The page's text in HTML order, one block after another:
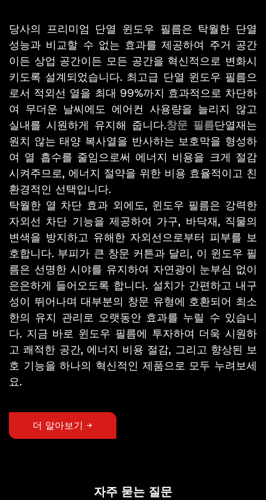
당사의 프리미엄 단열 윈도우 필름은 탁월한 단열
성능과 비교할 수 없는 효과를 제공하여 주거 공간
이든 상업 공간이든 모든 공간을 혁신적으로 변화시
키도록 설계되었습니다. 최고급 단열 윈도우 필름으
로서 적외선 열을 최대 99%까지 효과적으로 차단하
여 무더운 날씨에도 에어컨 사용량을 늘리지 않고
실내를 시원하게 유지해 줍니다.창문 필름단열재는
원치 않는 태양 복사열을 반사하는 보호막을 형성하
여 열 흡수를 줄임으로써 에너지 비용을 크게 절감
시켜주므로, 에너지 절약을 위한 비용 효율적이고 친
환경적인 선택입니다.
탁월한 열 차단 효과 외에도, 윈도우 필름은 강력한
자외선 차단 기능을 제공하여 가구, 바닥재, 직물의
변색을 방지하고 유해한 자외선으로부터 피부를 보
호합니다. 부피가 큰 창문 커튼과 달리, 이 윈도우 필
름은 선명한 시야를 유지하여 자연광이 눈부심 없이
은은하게 들어오도록 합니다. 설치가 간편하고 내구
성이 뛰어나며 대부분의 창문 유형에 호환되어 최소
한의 유지 관리로 오랫동안 효과를 누릴 수 있습니
다. 지금 바로 윈도우 필름에 투자하여 더욱 시원하
고 쾌적한 공간, 에너지 비용 절감, 그리고 향상된 보
호 기능을 하나의 혁신적인 제품으로 모두 누려보세
요.
더 알아보기 →
자주 묻는 질문